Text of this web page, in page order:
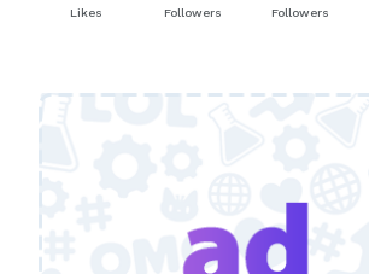
Likes Followers Followers